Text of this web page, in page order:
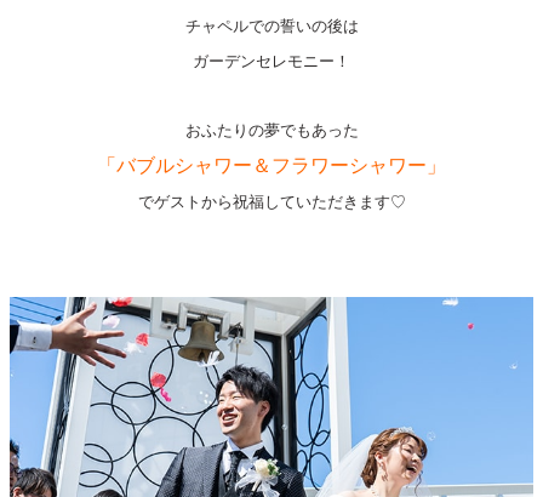
チャペルでの誓いの後は
ガーデンセレモニー！
おふたりの夢でもあった
「バブルシャワー＆フラワーシャワー」
でゲストから祝福していただきます♡